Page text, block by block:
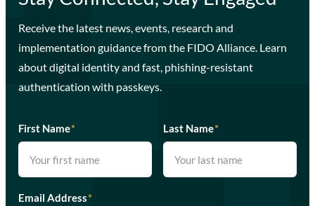
Receive the latest news, events, research and
implementation guidance from the FIDO Alliance. Learn
about digital identity and fast, phishing-resistant
authentication with passkeys.
First Name* Last Name*
Email Address*